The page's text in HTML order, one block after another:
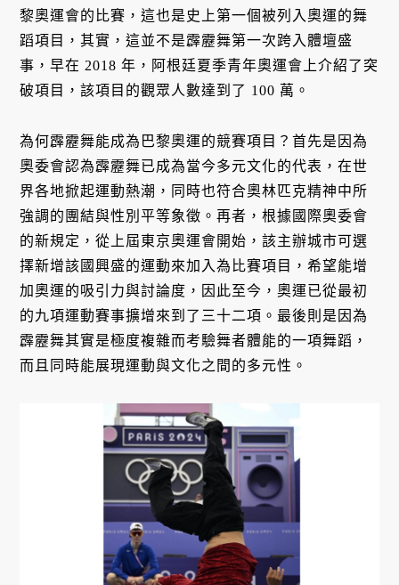
黎奧運會的比賽，這也是史上第一個被列入奧運的舞
蹈項目，其實，這並不是霹靂舞第一次跨入體壇盛
事，早在 2018 年，阿根廷夏季青年奧運會上介紹了突
破項目，該項目的觀眾人數達到了 100 萬。
為何霹靂舞能成為巴黎奧運的競賽項目？首先是因為
奧委會認為霹靂舞已成為當今多元文化的代表，在世
界各地掀起運動熱潮，同時也符合奧林匹克精神中所
強調的團結與性別平等象徵。再者，根據國際奧委會
的新規定，從上屆東京奧運會開始，該主辦城市可選
擇新增該國興盛的運動來加入為比賽項目，希望能增
加奧運的吸引力與討論度，因此至今，奧運已從最初
的九項運動賽事擴增來到了三十二項。最後則是因為
霹靂舞其實是極度複雜而考驗舞者體能的一項舞蹈，
而且同時能展現運動與文化之間的多元性。